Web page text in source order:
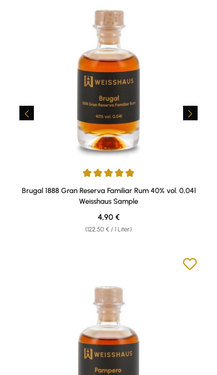
Durchschnittliche Bewertung von 5 von 5 Sternen
Brugal 1888 Gran Reserva Familiar Rum 40% vol. 0,04l
Weisshaus Sample
(122,50 € / 1 Liter)
Regulärer Preis:
4,90 €